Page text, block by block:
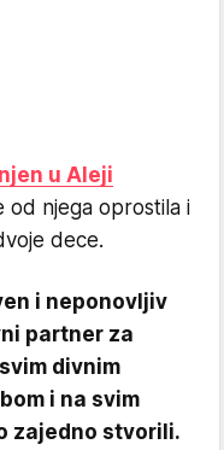
u Aleji
od njega oprostila i
dece.
i neponovljiv
partner za
divnim
i na svim
zajedno stvorili.